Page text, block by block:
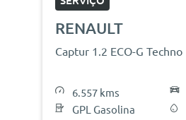
RENAULT
Captur 1.2 ECO-G Techno
6.557 kms
GPL Gasolina